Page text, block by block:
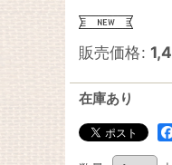
販売価格:
在庫あり